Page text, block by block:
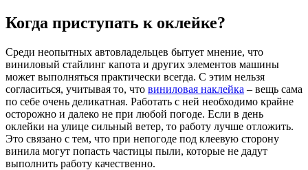
Когда приступать к оклейке?
Среди неопытных автовладельцев бытует мнение, что
виниловый стайлинг капота и других элементов машины
может выполняться практически всегда. С этим нельзя
согласиться, учитывая то, что виниловая наклейка – вещь сама
по себе очень деликатная. Работать с ней необходимо крайне
осторожно и далеко не при любой погоде. Если в день
оклейки на улице сильный ветер, то работу лучше отложить.
Это связано с тем, что при непогоде под клеевую сторону
винила могут попасть частицы пыли, которые не дадут
выполнить работу качественно.